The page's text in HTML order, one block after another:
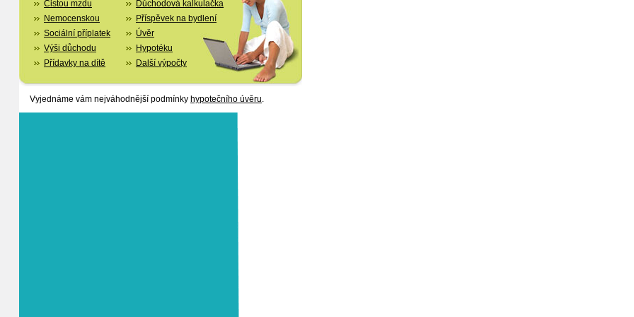
Čistou mzdu
Nemocenskou
Sociální příplatek
Výši důchodu
Přídavky na dítě
Důchodová kalkulačka
Příspěvek na bydlení
Úvěr
Hypotéku
Další výpočty
Vyjednáme vám nejváhodnější podmínky hypotečního úvěru.